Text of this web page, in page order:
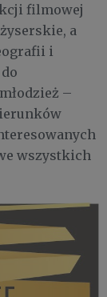
filmowej
a
i
–
wszystkich